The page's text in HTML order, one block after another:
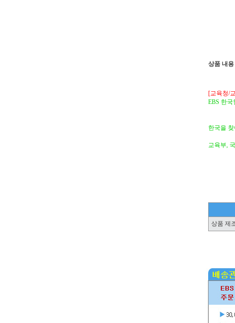
상품 내용
[교육청/
EBS 한
한국을
교육부,
상품 제